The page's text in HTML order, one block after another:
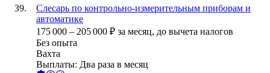
Слесарь по контрольно-измерительным приборам и
автоматике
175 000 – 205 000 ₽ за месяц, до вычета налогов
Без опыта
Вахта
Выплаты: Два раза в месяц